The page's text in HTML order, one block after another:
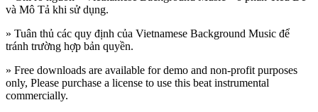
và Mô Tả khi sử dụng.
» Tuân thủ các quy định của Vietnamese Background Music để
tránh trường hợp bản quyền.
» Free downloads are available for demo and non-profit purposes
only, Please purchase a license to use this beat instrumental
commercially.